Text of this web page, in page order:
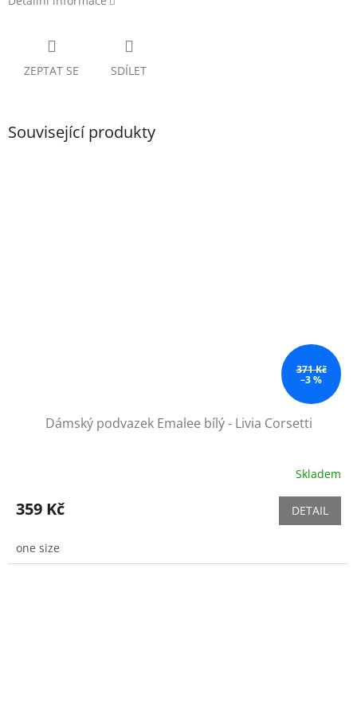
ZEPTAT SE SDÍLET
Související produkty
371 Kč
–3 %
Dámský podvazek Emalee bílý - Livia Corsetti
Skladem
359 Kč DETAIL
one size